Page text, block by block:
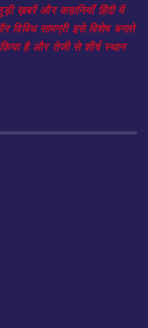
ख़बरें और कहानियाँ हिंदी में
सामग्री इसे विशेष बनाते
है और तेजी से शीर्ष स्थान